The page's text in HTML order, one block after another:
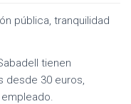
pública, tranquilidad
tienen
desde 30 euros,